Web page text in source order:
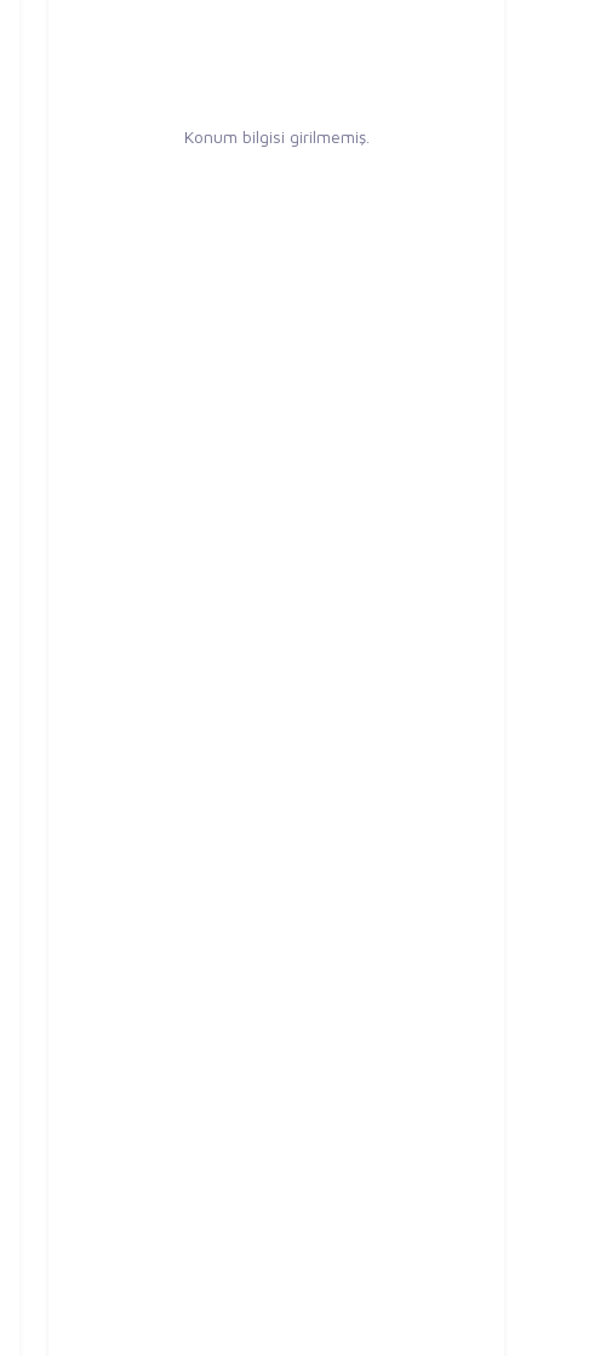
Konum bilgisi girilmemiş.